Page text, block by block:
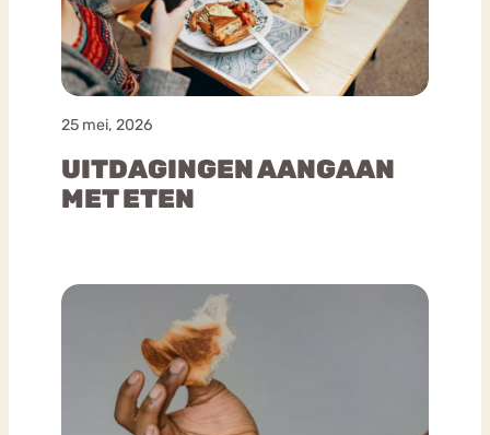
25 mei, 2026
UITDAGINGEN AANGAAN
MET ETEN